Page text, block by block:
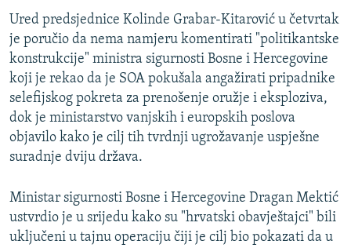
SVE KARTE DEJTONA
NASTANAK I RASPAD JUGOSLAVIJE
Ured predsjednice Kolinde Grabar-Kitarović u četvrtak
je poručio da nema namjeru komentirati "politikantske
konstrukcije" ministra sigurnosti Bosne i Hercegovine
koji je rekao da je SOA pokušala angažirati pripadnike
selefijskog pokreta za prenošenje oružje i eksploziva,
dok je ministarstvo vanjskih i europskih poslova
objavilo kako je cilj tih tvrdnji ugrožavanje uspješne
suradnje dviju država.
Ministar sigurnosti Bosne i Hercegovine Dragan Mektić
ustvrdio je u srijedu kako su "hrvatski obavještajci" bili
uključeni u tajnu operaciju čiji je cilj bio pokazati da u